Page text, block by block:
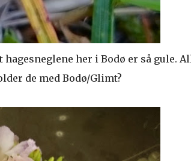
her i Bodø er så gule.
de med Bodø/Glimt?